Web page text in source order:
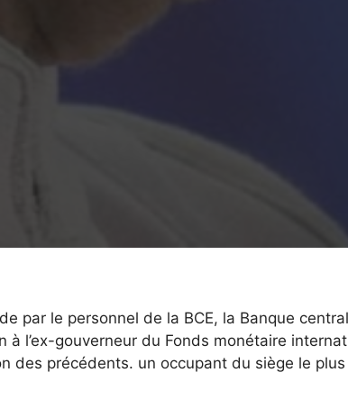
par le personnel de la BCE, la Banque
à l’ex-gouverneur du Fonds monétaire
des précédents. un occupant du siège le